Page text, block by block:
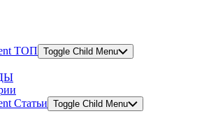
ТОП Toggle Child Menu
Статьи Toggle Child Menu